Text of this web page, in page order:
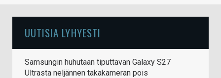
UUTISIA LYHYESTI
Samsungin huhutaan tiputtavan Galaxy S27
Ultrasta neljännen takakameran pois